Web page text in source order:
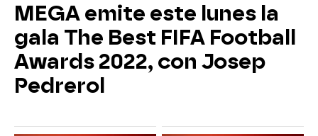
MEGA emite este lunes la
gala The Best FIFA Football
Awards 2022, con Josep
Pedrerol